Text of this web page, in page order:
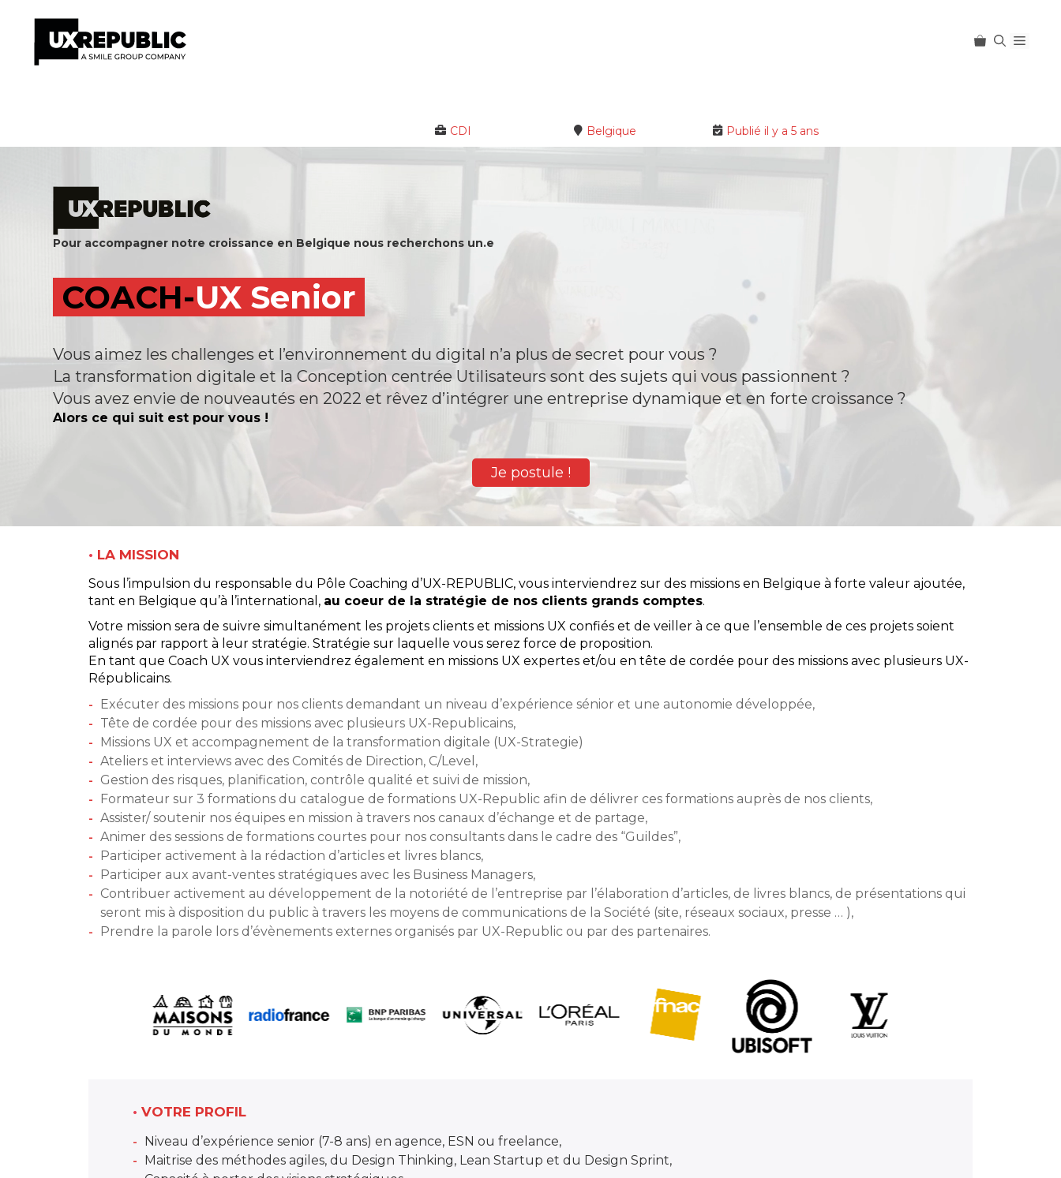
Menu
CDI Belgique Publié il y a 5 ans
Pour accompagner notre croissance en Belgique nous recherchons un.e
COACH-UX Senior
Vous aimez les challenges et l’environnement du digital n’a plus de secret pour vous ?
La transformation digitale et la Conception centrée Utilisateurs sont des sujets qui vous passionnent ?
Vous avez envie de nouveautés en 2022 et rêvez d’intégrer une entreprise dynamique et en forte croissance ?
Alors ce qui suit est pour vous !
Je postule !
• LA MISSION
Sous l’impulsion du responsable du Pôle Coaching d’UX-REPUBLIC, vous interviendrez sur des missions en Belgique à forte valeur ajoutée,
tant en Belgique qu’à l’international, au coeur de la stratégie de nos clients grands comptes.
Votre mission sera de suivre simultanément les projets clients et missions UX confiés et de veiller à ce que l’ensemble de ces projets soient
alignés par rapport à leur stratégie. Stratégie sur laquelle vous serez force de proposition.
En tant que Coach UX vous interviendrez également en missions UX expertes et/ou en tête de cordée pour des missions avec plusieurs UX-
Républicains.
Exécuter des missions pour nos clients demandant un niveau d’expérience sénior et une autonomie développée,
Tête de cordée pour des missions avec plusieurs UX-Republicains,
Missions UX et accompagnement de la transformation digitale (UX-Strategie)
Ateliers et interviews avec des Comités de Direction, C/Level,
Gestion des risques, planification, contrôle qualité et suivi de mission,
Formateur sur 3 formations du catalogue de formations UX-Republic afin de délivrer ces formations auprès de nos clients,
Assister/ soutenir nos équipes en mission à travers nos canaux d’échange et de partage,
Animer des sessions de formations courtes pour nos consultants dans le cadre des “Guildes”,
Participer activement à la rédaction d’articles et livres blancs,
Participer aux avant-ventes stratégiques avec les Business Managers,
Contribuer activement au développement de la notoriété de l’entreprise par l’élaboration d’articles, de livres blancs, de présentations qui
seront mis à disposition du public à travers les moyens de communications de la Société (site, réseaux sociaux, presse … ),
Prendre la parole lors d’évènements externes organisés par UX-Republic ou par des partenaires.
• VOTRE PROFIL
Niveau d’expérience senior (7-8 ans) en agence, ESN ou freelance,
Maitrise des méthodes agiles, du Design Thinking, Lean Startup et du Design Sprint,